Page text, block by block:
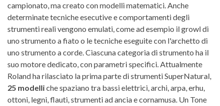
campionato, ma creato con modelli matematici. Anche
determinate tecniche esecutive e comportamenti degli
strumenti reali vengono emulati, come ad esempio il growl di
uno strumento a fiato o le tecniche eseguite con l'archetto di
uno strumento a corde. Ciascuna categoria di strumento ha il
suo motore dedicato, con parametri specifici. Attualmente
Roland ha rilasciato la prima parte di strumenti SuperNatural,
25 modelliche spaziano tra bassi elettrici, archi, arpa, erhu,
ottoni, legni, flauti, strumenti ad ancia e cornamusa. Un Tone